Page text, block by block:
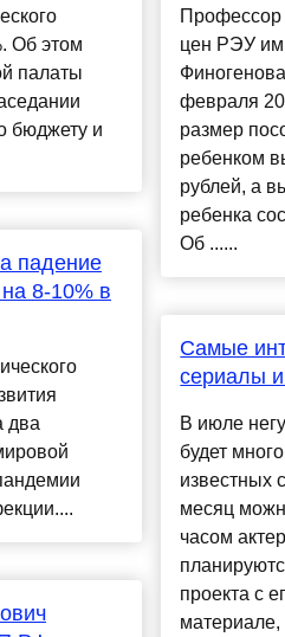
Об этом
палаты
бюджету и
падение
8-10% в
два
цен РЭУ
февраля
размер
ребенком
рублей, а
ребенка
Об ......
Самые
сериалы
В июле
будет
известных
месяц
часом
проекта с
материале,